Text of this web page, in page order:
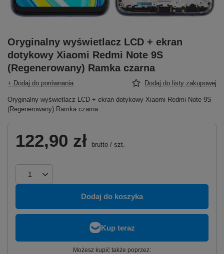
Oryginalny wyświetlacz LCD + ekran
dotykowy Xiaomi Redmi Note 9S
(Regenerowany) Ramka czarna
+ Dodaj do porównania Dodaj do listy zakupowej
Oryginalny wyświetlacz LCD + ekran dotykowy Xiaomi Redmi Note 9S
(Regenerowany) Ramka czarna
122,90 zł brutto / szt.
Dodaj do koszyka
Możesz kupić także poprzez: